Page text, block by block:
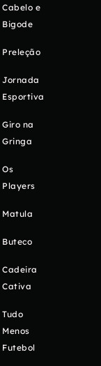
Cabelo e
Bigode
Preleção
Jornada
Esportiva
Giro na
Gringa
Os
Players
Matula
Buteco
Cadeira
Cativa
Tudo
Menos
Futebol